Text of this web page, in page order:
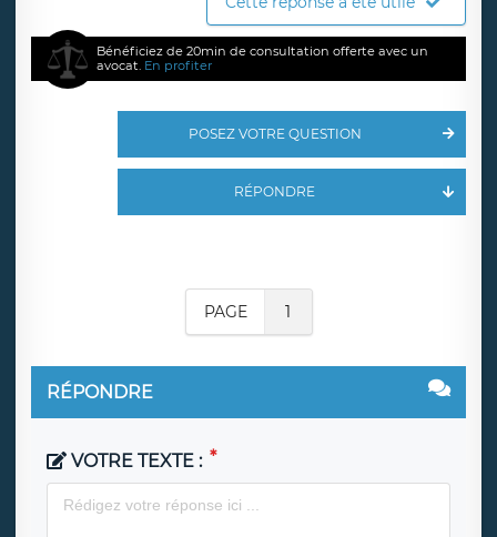
Bénéficiez de 20min de consultation offerte avec un
avocat. En profiter
POSEZ VOTRE QUESTION
RÉPONDRE
PAGE 1
RÉPONDRE
VOTRE TEXTE :